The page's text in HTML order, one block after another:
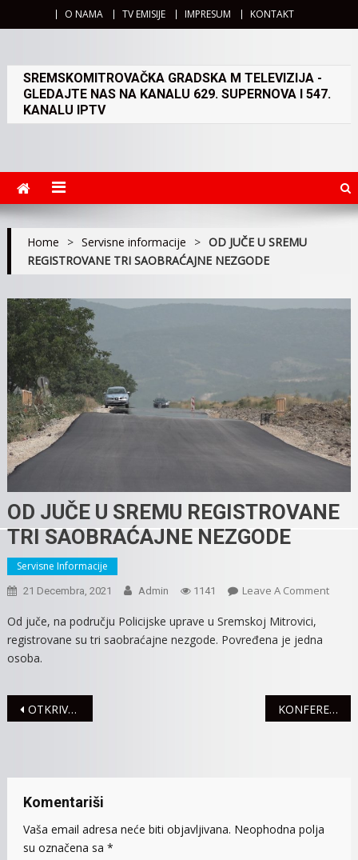
O NAMA TV EMISIJE IMPRESUM KONTAKT
SREMSKOMITROVAČKA GRADSKA M TELEVIZIJA -
GLEDAJTE NAS NA KANALU 629. SUPERNOVA I 547.
KANALU IPTV
Home > Servisne informacije > OD JUČE U SREMU
REGISTROVANE TRI SAOBRAĆAJNE NEZGODE
OD JUČE U SREMU REGISTROVANE
TRI SAOBRAĆAJNE NEZGODE
Servisne Informacije
21 Decembra, 2021 Admin 1141 Leave A CommentOn
TRI
Od juče, na području Policijske uprave u Sremskoj Mitrovici,
registrovane su tri saobraćajne nezgode. Povređena je jedna
osoba.
Navigacija
OTKRIVENI SAOBRAĆAJNI PREKRŠAJI KONFERENCIJA PROJEKTA „COOP FWD“ USPEŠNO ODRŽANA
Komentariši
Vaša email adresa neće biti objavljivana. Neophodna polja
su označena sa *